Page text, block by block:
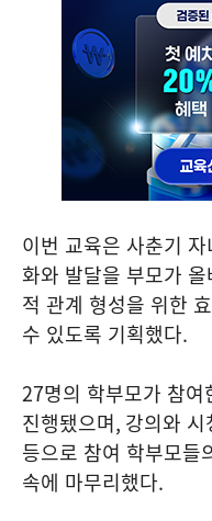
이번 교육은 사춘기
화와 발달을 부모가
적 관계 형성을 위한
수 있도록 기획했다.
27명의 학부모가 참
진행됐으며, 강의와
등으로 참여 학부모들
속에 마무리했다.